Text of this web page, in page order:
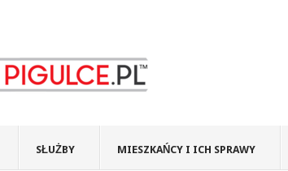
SŁUŻBY MIESZKAŃCY I ICH SPRAWY